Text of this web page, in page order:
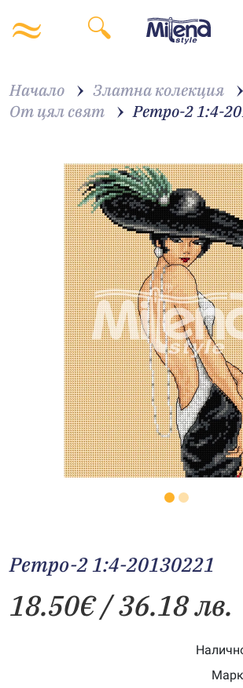
Начало
Златна колекция
От цял свят
Ретро-2 1:4-
Ретро-2 1:4-20130221
18.50€/ 36.18 лв.